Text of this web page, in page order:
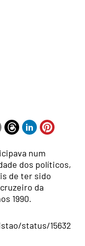
num
dos políticos,
de ter sido
da
1990.
status/15632